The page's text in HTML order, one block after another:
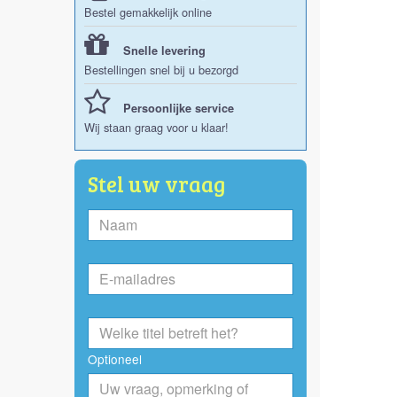
Bestel gemakkelijk online
Snelle levering
Bestellingen snel bij u bezorgd
Persoonlijke service
Wij staan graag voor u klaar!
Stel uw vraag
Optioneel